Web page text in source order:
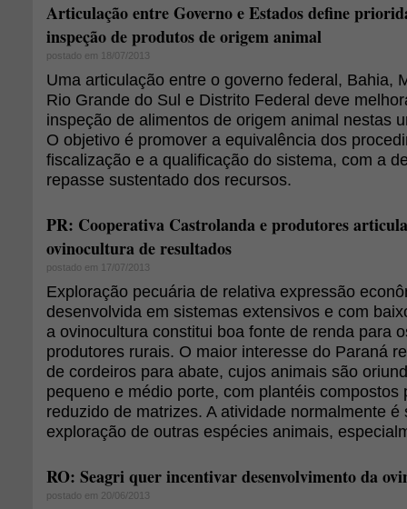
Articulação entre Governo e Estados define
inspeção de produtos de origem animal
postado em 18/07/2013
Uma articulação entre o governo federal, Bahia,
Rio Grande do Sul e Distrito Federal deve
inspeção de alimentos de origem animal nestas
O objetivo é promover a equivalência dos
fiscalização e a qualificação do sistema, com a
repasse sustentado dos recursos.
PR: Cooperativa Castrolanda e produtores
ovinocultura de resultados
postado em 17/07/2013
Exploração pecuária de relativa expressão
desenvolvida em sistemas extensivos e com
a ovinocultura constitui boa fonte de renda para
produtores rurais. O maior interesse do Paraná
de cordeiros para abate, cujos animais são
pequeno e médio porte, com plantéis compostos
reduzido de matrizes. A atividade normalmente é
exploração de outras espécies animais,
RO: Seagri quer incentivar desenvolvimento da
postado em 20/06/2013